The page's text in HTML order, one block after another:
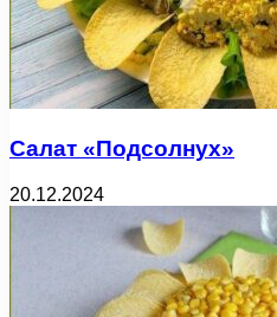
Салат «Подсолнух»
20.12.2024